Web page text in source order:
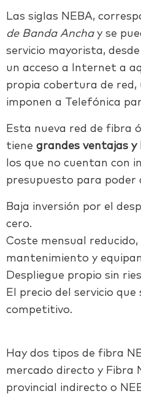
Las siglas NEBA,
de Banda Anchay se
servicio mayorista,
un acceso a Internet a
propia cobertura de red,
imponen a Telefónica
Esta nueva red de fibra
tiene grandes ventajas y
los que no cuentan con
presupuesto para poder
Baja inversión por el
cero.
Coste mensual
mantenimiento y
Despliegue propio sin
El precio del servicio que
competitivo.
Hay dos tipos de fibra
mercado directo y Fibra
provincial indirecto o